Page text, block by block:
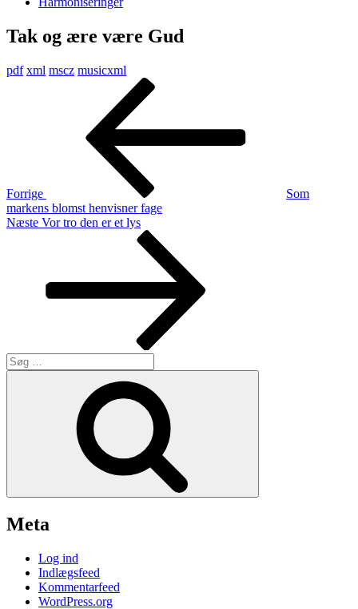
Tak og ære være Gud
pdf xml mscz musicxml
Indlægsnavigation
Forrige
Som
markens blomst henvisner fage
Næste
Næste Vor tro den er et lys
Søg
efter:
Meta
Log ind
Indlægsfeed
Kommentarfeed
WordPress.org